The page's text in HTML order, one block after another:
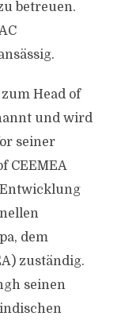
betreuen.
Head of
und wird
seiner
CEEMEA
dem
zuständig.
seinen